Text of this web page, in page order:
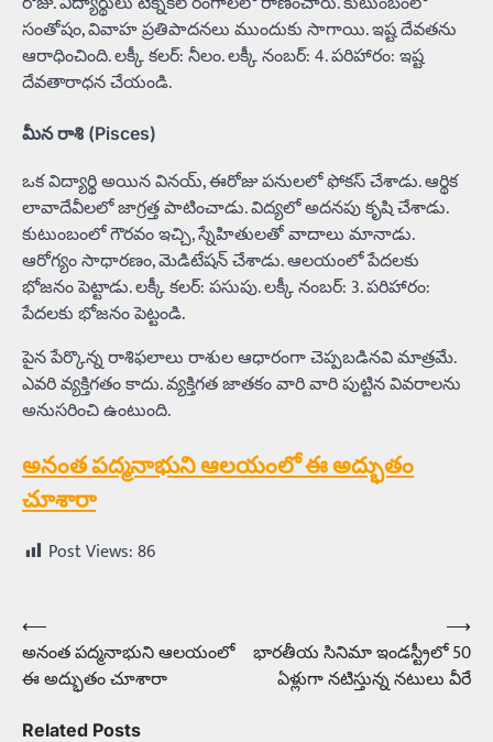
సంతోషం, వివాహ ప్రతిపాదనలు ముందుకు సాగాయి. ఇష్ట దేవతను
ఆరాధించింది. లక్కీ కలర్: నీలం. లక్కీ నంబర్: 4. పరిహారం: ఇష్ట
దేవతారాధన చేయండి.
మీన రాశి (Pisces)
ఒక విద్యార్థి అయిన వినయ్, ఈరోజు పనులలో ఫోకస్ చేశాడు. ఆర్థిక
లావాదేవీలలో జాగ్రత్త పాటించాడు. విద్యలో అదనపు కృషి చేశాడు.
కుటుంబంలో గౌరవం ఇచ్చి, స్నేహితులతో వాదాలు మానాడు.
ఆరోగ్యం సాధారణం, మెడిటేషన్ చేశాడు. ఆలయంలో పేదలకు
భోజనం పెట్టాడు. లక్కీ కలర్: పసుపు. లక్కీ నంబర్: 3. పరిహారం:
పేదలకు భోజనం పెట్టండి.
పైన పేర్కొన్న రాశిఫలాలు రాశుల ఆధారంగా చెప్పబడినవి మాత్రమే.
ఎవరి వ్యక్తిగతం కాదు. వ్యక్తిగత జాతకం వారి వారి పుట్టిన వివరాలను
అనుసరించి ఉంటుంది.
అనంత పద్మనాభుని ఆలయంలో ఈ అద్భుతం
చూశారా
Post Views:86
Post
navigation
⟵
అనంత పద్మనాభుని ఆలయంలో
ఈ అద్భుతం చూశారా
భారతీయ సినిమా ఇండస్ట్రీలో 50
ఏళ్లుగా నటిస్తున్న నటులు వీరే
⟶
Related Posts